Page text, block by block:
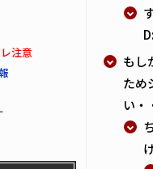
もし
ため
い・
注意